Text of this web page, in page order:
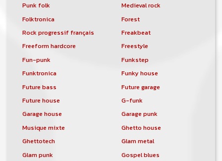
Punk folk
Medieval rock
Folktronica
Forest
Rock progressif français
Freakbeat
Freeform hardcore
Freestyle
Fun-punk
Funkstep
Funktronica
Funky house
Future bass
Future garage
Future house
G-funk
Garage house
Garage punk
Musique mixte
Ghetto house
Ghettotech
Glam metal
Glam punk
Gospel blues